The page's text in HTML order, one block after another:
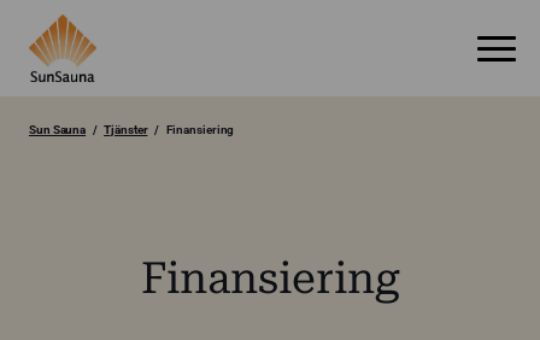
Finansiering
Sun Sauna Tjänster Finansiering